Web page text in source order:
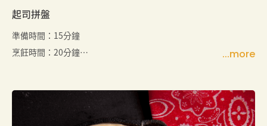
起司拼盤
準備時間：15分鐘
烹飪時間：20分鐘